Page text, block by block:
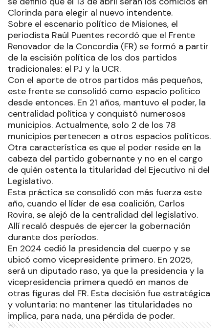
Clorinda para elegir al nuevo intendente.
Sobre el escenario político de Misiones, el
periodista Raúl Puentes recordó que el Frente
Renovador de la Concordia (FR) se formó a partir
de la escisión política de los dos partidos
tradicionales: el PJ y la UCR.
Con el aporte de otros partidos más pequeños,
este frente se consolidó como espacio político
desde entonces. En 21 años, mantuvo el poder, la
centralidad política y conquistó numerosos
municipios. Actualmente, solo 2 de los 78
municipios pertenecen a otros espacios políticos.
Otra característica es que el poder reside en la
cabeza del partido gobernante y no en el cargo
de quién ostenta la titularidad del Ejecutivo ni del
Legislativo.
Esta práctica se consolidó con más fuerza este
año, cuando el líder de esa coalición, Carlos
Rovira, se alejó de la centralidad del legislativo.
Allí recaló después de ejercer la gobernación
durante dos períodos.
En 2024 cedió la presidencia del cuerpo y se
ubicó como vicepresidente primero. En 2025,
será un diputado raso, ya que la presidencia y la
vicepresidencia primera quedó en manos de
otras figuras del FR. Esta decisión fue estratégica
y voluntaria: no mantener las titularidades no
implica, para nada, una pérdida de poder.
Ads